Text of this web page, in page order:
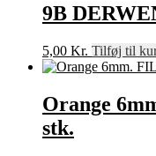
9B
5,00 Kr. Tilføj til
Orange
stk.